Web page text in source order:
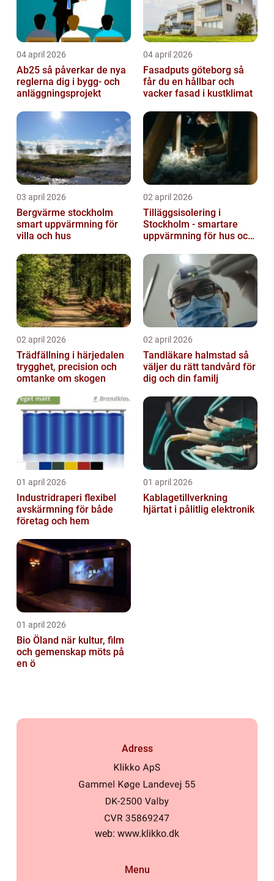
04 april 2026
Ab25 så påverkar de nya
reglerna dig i bygg- och
anläggningsprojekt
04 april 2026
Fasadputs göteborg så
får du en hållbar och
vacker fasad i kustklimat
03 april 2026
Bergvärme stockholm
smart uppvärmning för
villa och hus
02 april 2026
Tilläggsisolering i
Stockholm - smartare
uppvärmning för hus och
02 april 2026
Trädfällning i härjedalen
trygghet, precision och
omtanke om skogen
02 april 2026
Tandläkare halmstad så
väljer du rätt tandvård för
dig och din familj
01 april 2026
Industridraperi flexibel
avskärmning för både
företag och hem
01 april 2026
Kablagetillverkning
hjärtat i pålitlig elektronik
01 april 2026
Bio Öland när kultur, film
och gemenskap möts på
en ö
Adress
web: www.klikko.dk
Menu